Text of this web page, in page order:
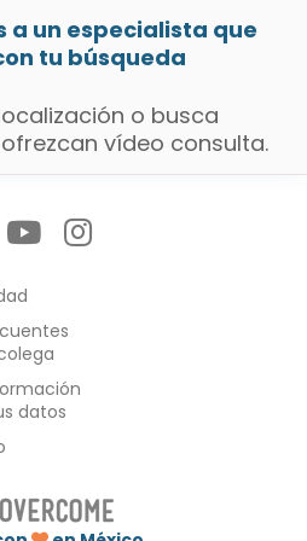
a un especialista que
tu búsqueda
o busca
vídeo consulta.
datos